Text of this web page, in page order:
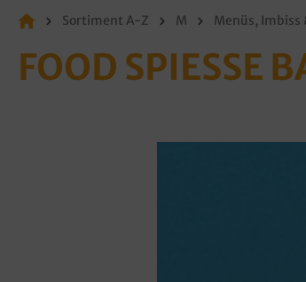
Sortiment A-Z M Menüs, Imbiss
FOOD SPIESSE